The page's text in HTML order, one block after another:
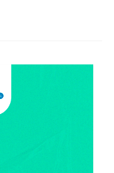
Profissional